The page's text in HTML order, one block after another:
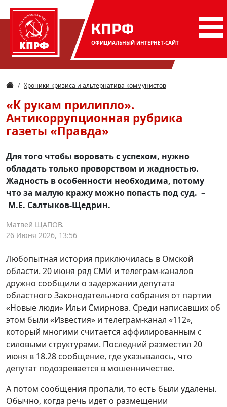
КПРФ
ОФИЦИАЛЬНЫЙ ИНТЕРНЕТ-САЙТ
Хроники кризиса и альтернатива коммунистов
«К рукам прилипло».
Антикоррупционная рубрика
газеты «Правда»
Для того чтобы воровать с успехом, нужно
обладать только проворством и жадностью.
Жадность в особенности необходима, потому
что за малую кражу можно попасть под суд. –
М.Е. Салтыков-Щедрин.
Матвей ЩАПОВ.
26 Июня 2026, 13:56
Любопытная история приключилась в Омской
области. 20 июня ряд СМИ и телеграм-каналов
дружно сообщили о задержании депутата
областного Законодательного собрания от партии
«Новые люди» Ильи Смирнова. Среди написавших об
этом были «Известия» и телеграм-канал «112»,
который многими считается аффилированным с
силовыми структурами. Последний разместил 20
июня в 18.28 сообщение, где указывалось, что
депутат подозревается в мошенничестве.
А потом сообщения пропали, то есть были удалены.
Обычно, когда речь идёт о размещении